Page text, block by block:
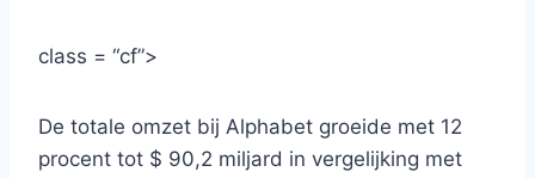
class = “cf”>
De totale omzet bij Alphabet groeide met 12
procent tot $ 90,2 miljard in vergelijking met